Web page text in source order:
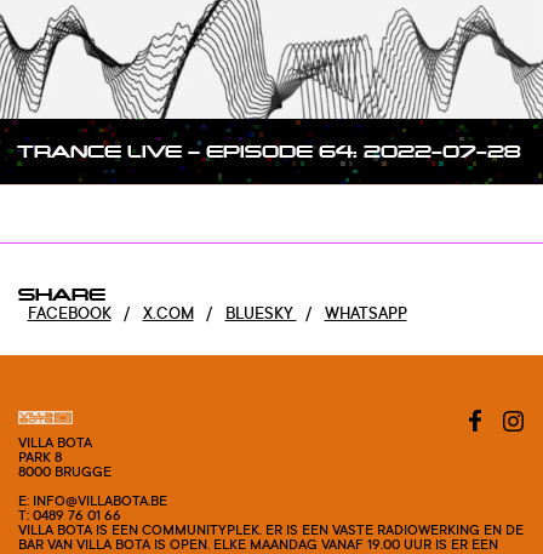
TRANCE LIVE – EPISODE 64: 2022-07-28
SHARE
FACEBOOK / X.COM / BLUESKY / WHATSAPP
VILLA BOTA
PARK 8
8000 BRUGGE
E: INFO@VILLABOTA.BE
T: 0489 76 01 66
VILLA BOTA IS EEN COMMUNITYPLEK. ER IS EEN VASTE RADIOWERKING EN DE
BAR VAN VILLA BOTA IS OPEN. ELKE MAANDAG VANAF 19.00 UUR IS ER EEN